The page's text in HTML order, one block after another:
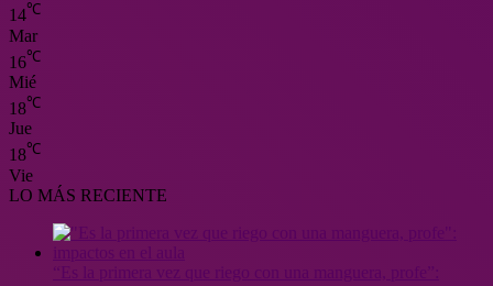
14℃
Mar
16℃
Mié
18℃
Jue
18℃
Vie
LO MÁS RECIENTE